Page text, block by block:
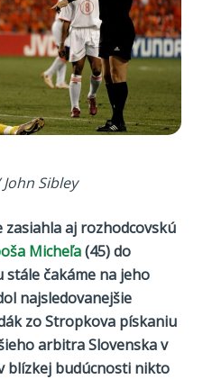
Sibley
aj rozhodcovskú
Micheľa(45) do
čakáme na jeho
najsledovanejšie
zo Stropkova pískaniu
arbitra Slovenska v
blízkej budúcnosti nikto